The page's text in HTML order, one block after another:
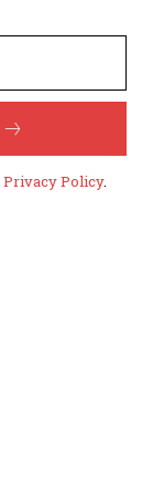
Privacy Policy.